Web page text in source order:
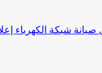
شبكة الكهرباء